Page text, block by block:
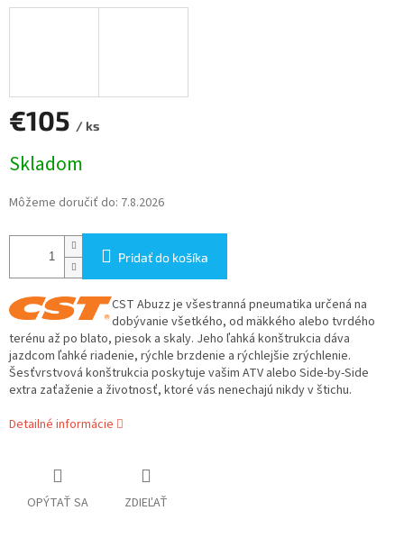
€105 / ks
cena:
Skladom
Môžeme doručiť do: 7.8.2026
Pridať do košíka
CST Abuzz je všestranná pneumatika určená na
dobývanie všetkého, od mäkkého alebo tvrdého
terénu až po blato, piesok a skaly. Jeho ľahká konštrukcia dáva
jazdcom ľahké riadenie, rýchle brzdenie a rýchlejšie zrýchlenie.
Šesťvrstvová konštrukcia poskytuje vašim ATV alebo Side-by-Side
extra zaťaženie a životnosť, ktoré vás nenechajú nikdy v štichu.
Detailné informácie
OPÝTAŤ SA ZDIEĽAŤ